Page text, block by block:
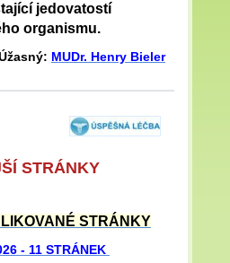
jedovatostí
organismu.
MUDr. Henry Bieler
STRÁNKY
STRÁNKY
- 11 STRÁNEK